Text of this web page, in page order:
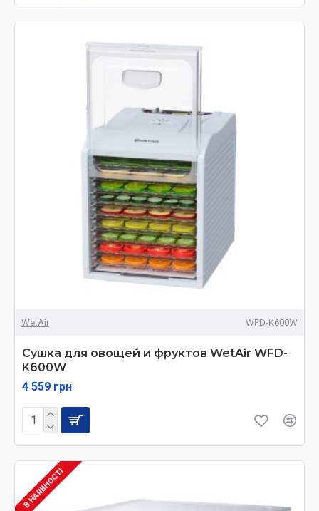
WetAir WFD-K600W
Сушка для овощей и фруктов WetAir WFD-
K600W
4 559 грн
В НАЯВНОСТІ